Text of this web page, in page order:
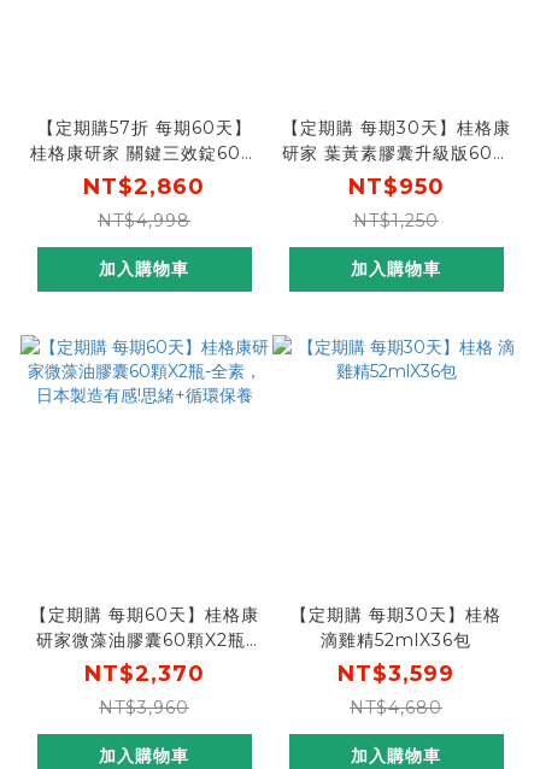
【定期購57折 每期60天】
桂格康研家 關鍵三效錠60顆
X2盒 每60天出貨，期期享
57折
NT$2,860
NT$4,998
加入購物車
【定期購 每期30天】桂格康
研家 葉黃素膠囊升級版60顆
｜增量50%成分再升級，專
酸
NT$950
NT$1,250
加入購物車
【定期購 每期60天】桂格康
研家微藻油膠囊60顆X2瓶-
全素，日本製造有感!思緒
+循環保養
NT$2,370
NT$3,960
加入購物車
【定期購 每期30天】桂格
滴雞精52mlX36包
NT$3,599
NT$4,680
加入購物車